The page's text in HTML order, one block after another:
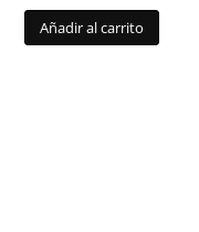
Añadir al carrito